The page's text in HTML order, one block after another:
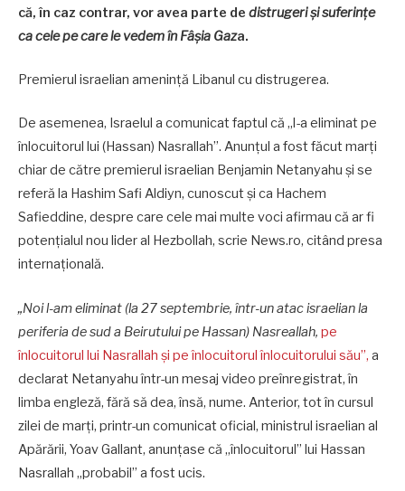
că, în caz contrar, vor avea parte de distrugeri şi suferinţe
ca cele pe care le vedem în Fâşia Gaza.
Premierul israelian ameninţă Libanul cu distrugerea.
De asemenea, Israelul a comunicat faptul că „l-a eliminat pe
înlocuitorul lui (Hassan) Nasrallah”. Anunţul a fost făcut marţi
chiar de către premierul israelian Benjamin Netanyahu şi se
referă la Hashim Safi Aldiyn, cunoscut şi ca Hachem
Safieddine, despre care cele mai multe voci afirmau că ar fi
potenţialul nou lider al Hezbollah, scrie News.ro, citând presa
internaţională.
„Noi l-am eliminat (la 27 septembrie, într-un atac israelian la
periferia de sud a Beirutului pe Hassan) Nasreallah, pe
înlocuitorul lui Nasrallah şi pe înlocuitorul înlocuitorului său”, a
declarat Netanyahu într-un mesaj video preînregistrat, în
limba engleză, fără să dea, însă, nume. Anterior, tot în cursul
zilei de marţi, printr-un comunicat oficial, ministrul israelian al
Apărării, Yoav Gallant, anunţase că „înlocuitorul” lui Hassan
Nasrallah „probabil” a fost ucis.